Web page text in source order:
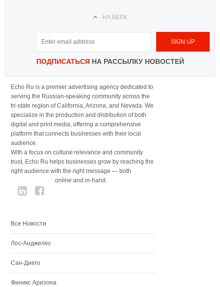
НА ВЕРХ
ПОДПИСАТЬСЯНА РАССЫЛКУ НОВОСТЕЙ
Echo Ru is a premier advertising agency dedicated to
serving the Russian-speaking community across the
tri-state region of California, Arizona, and Nevada. We
specialize in the production and distribution of both
digital and print media, offering a comprehensive
platform that connects businesses with their local
audience.
With a focus on cultural relevance and community
trust, Echo Ru helps businesses grow by reaching the
right audience with the right message — both
online and in-hand.
Все Новости
Лос-Анджелес
Сан-Диего
Финикс Аризона